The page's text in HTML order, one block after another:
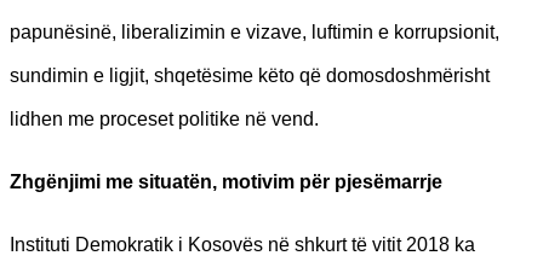
papunësinë, liberalizimin e vizave, luftimin e korrupsionit,
sundimin e ligjit, shqetësime këto që domosdoshmërisht
lidhen me proceset politike në vend.
Zhgënjimi me situatën, motivim për pjesëmarrje
Instituti Demokratik i Kosovës në shkurt të vitit 2018 ka